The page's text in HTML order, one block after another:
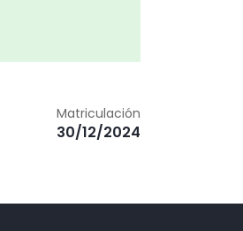
Matriculación
30/12/2024